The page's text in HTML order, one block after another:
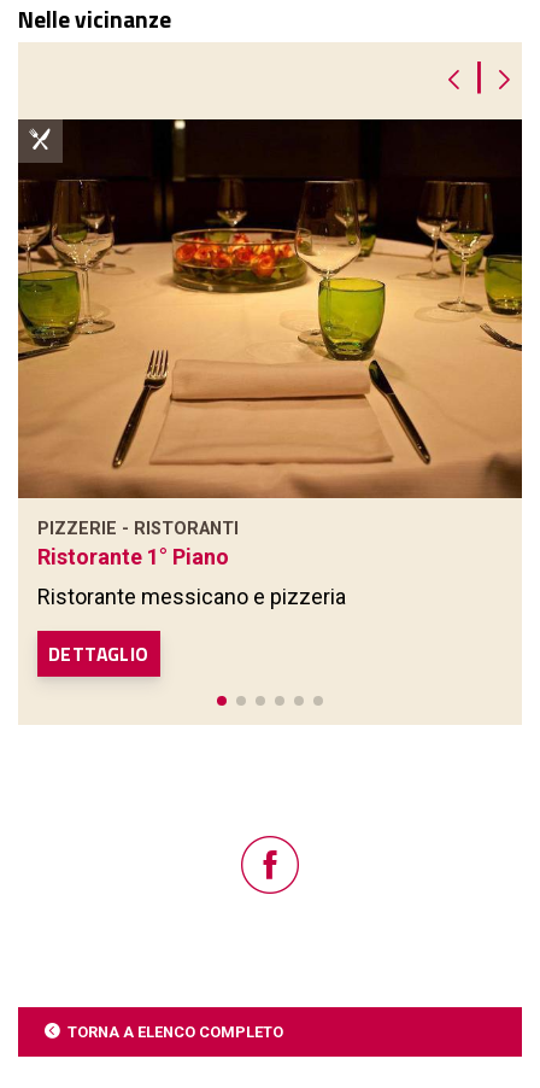
Nelle vicinanze
PIZZERIE - RISTORANTI
Ristorante 1° Piano
Ristorante messicano e pizzeria
DETTAGLIO
|
TORNA A ELENCO COMPLETO